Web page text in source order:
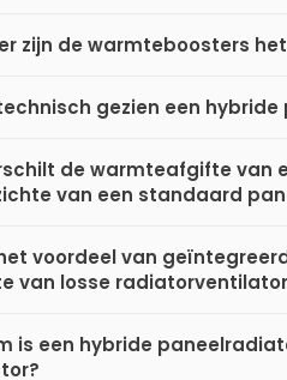
zijn de warmteboosters
gezien een
de warmteafgifte van
van een standaard
voordeel van
van losse
is een hybride